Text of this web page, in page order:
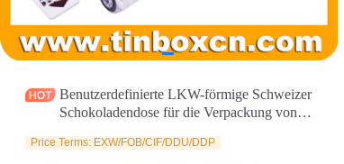
Benutzerdefinierte LKW-förmige Schweizer
Schokoladendose für die Verpackung von
Price Terms: EXW/FOB/CIF/DDU/DDP
Nachrichten